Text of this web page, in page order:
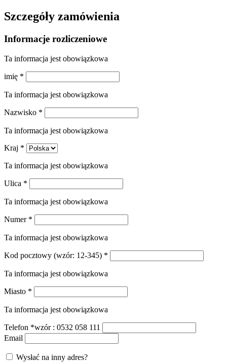
Szczegóły zamówienia
Informacje rozliczeniowe
Ta informacja jest obowiązkowa
imię *
Ta informacja jest obowiązkowa
Nazwisko *
Ta informacja jest obowiązkowa
Kraj *
Ta informacja jest obowiązkowa
Ulica *
Ta informacja jest obowiązkowa
Numer *
Ta informacja jest obowiązkowa
Kod pocztowy (wzór: 12-345) *
Ta informacja jest obowiązkowa
Miasto *
Ta informacja jest obowiązkowa
Telefon *wzór : 0532 058 111
Email
Wysłać na inny adres?